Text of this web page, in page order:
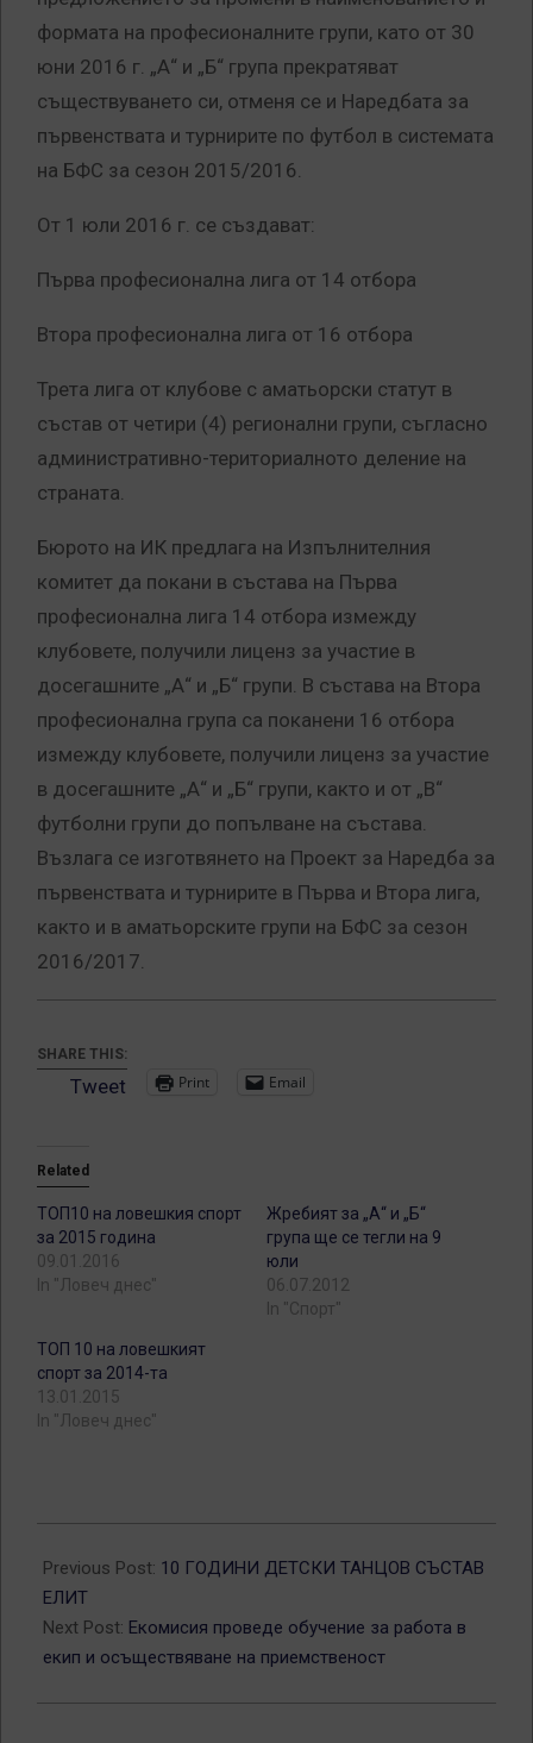
формата на професионалните групи, като от 30
юни 2016 г. „А“ и „Б“ група прекратяват
съществуването си, отменя се и Наредбата за
първенствата и турнирите по футбол в системата
на БФС за сезон 2015/2016.
От 1 юли 2016 г. се създават:
Първа професионална лига от 14 отбора
Втора професионална лига от 16 отбора
Трета лига от клубове с аматьорски статут в
състав от четири (4) регионални групи, съгласно
административно-териториалното деление на
страната.
Бюрото на ИК предлага на Изпълнителния
комитет да покани в състава на Първа
професионална лига 14 отбора измежду
клубовете, получили лиценз за участие в
досегашните „А“ и „Б“ групи. В състава на Втора
професионална група са поканени 16 отбора
измежду клубовете, получили лиценз за участие
в досегашните „А“ и „Б“ групи, както и от „В“
футболни групи до попълване на състава.
Възлага се изготвянето на Проект за Наредба за
първенствата и турнирите в Първа и Втора лига,
както и в аматьорските групи на БФС за сезон
2016/2017.
SHARE THIS:
Tweet Print Email
Related
ТОП10 на ловешкия спорт
за 2015 година
09.01.2016
In "Ловеч днес"
Жребият за „А“ и „Б“
група ще се тегли на 9
юли
06.07.2012
In "Спорт"
ТОП 10 на ловешкият
спорт за 2014-та
13.01.2015
In "Ловеч днес"
06-
07
Previous Post: 10 ГОДИНИ ДЕТСКИ ТАНЦОВ СЪСТАВ
ЕЛИТ
Next Post: Екомисия проведе обучение за работа в
екип и осъществяване на приемственост